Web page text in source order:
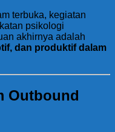
terbuka, kegiatan
psikologi
akhirnya adalah
dan produktif dalam
Outbound